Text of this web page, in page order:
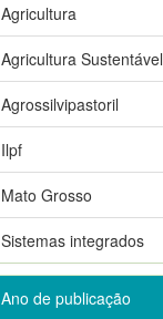
Agricultura
Agricultura Sustentável
Agrossilvipastoril
Ilpf
Mato Grosso
Sistemas integrados
Ano de publicação